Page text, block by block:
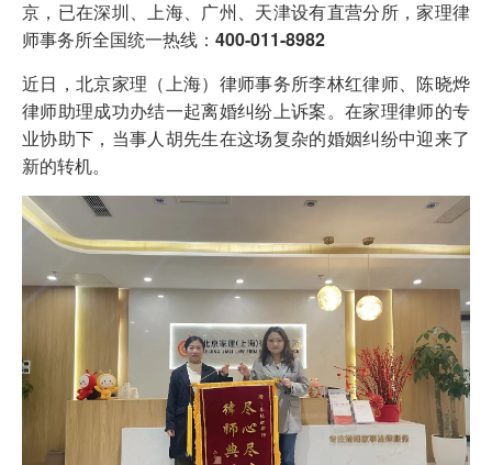
京 ，已在深圳、上海、广州、 天津设有直营分所，家理律
师事务所全国统一热线： 400-011-8982
近日，北京家理（上海）律师事务所李林红律师、陈晓烨
律师助理成功办结一起离婚纠纷上诉案。在家理律师的专
业协助下，当事人胡先生在这场复杂的婚姻纠纷中迎来了
新的转机。